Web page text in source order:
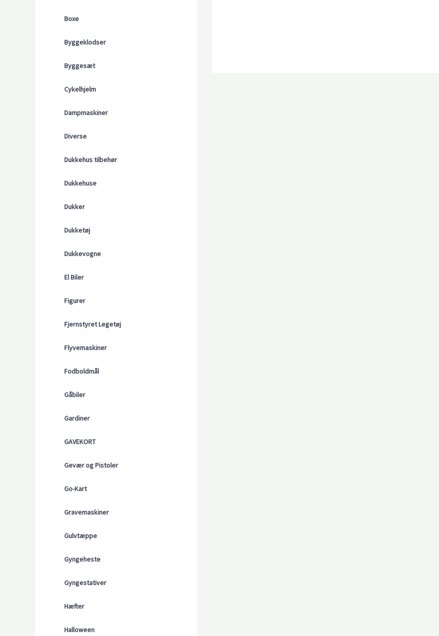
Boxe
Byggeklodser
Byggesæt
Cykelhjelm
Dampmaskiner
Diverse
Dukkehus tilbehør
Dukkehuse
Dukker
Dukketøj
Dukkevogne
El Biler
Figurer
Fjernstyret Legetøj
Flyvemaskiner
Fodboldmål
Gåbiler
Gardiner
GAVEKORT
Gevær og Pistoler
Go-Kart
Gravemaskiner
Gulvtæppe
Gyngeheste
Gyngestativer
Hæfter
Halloween